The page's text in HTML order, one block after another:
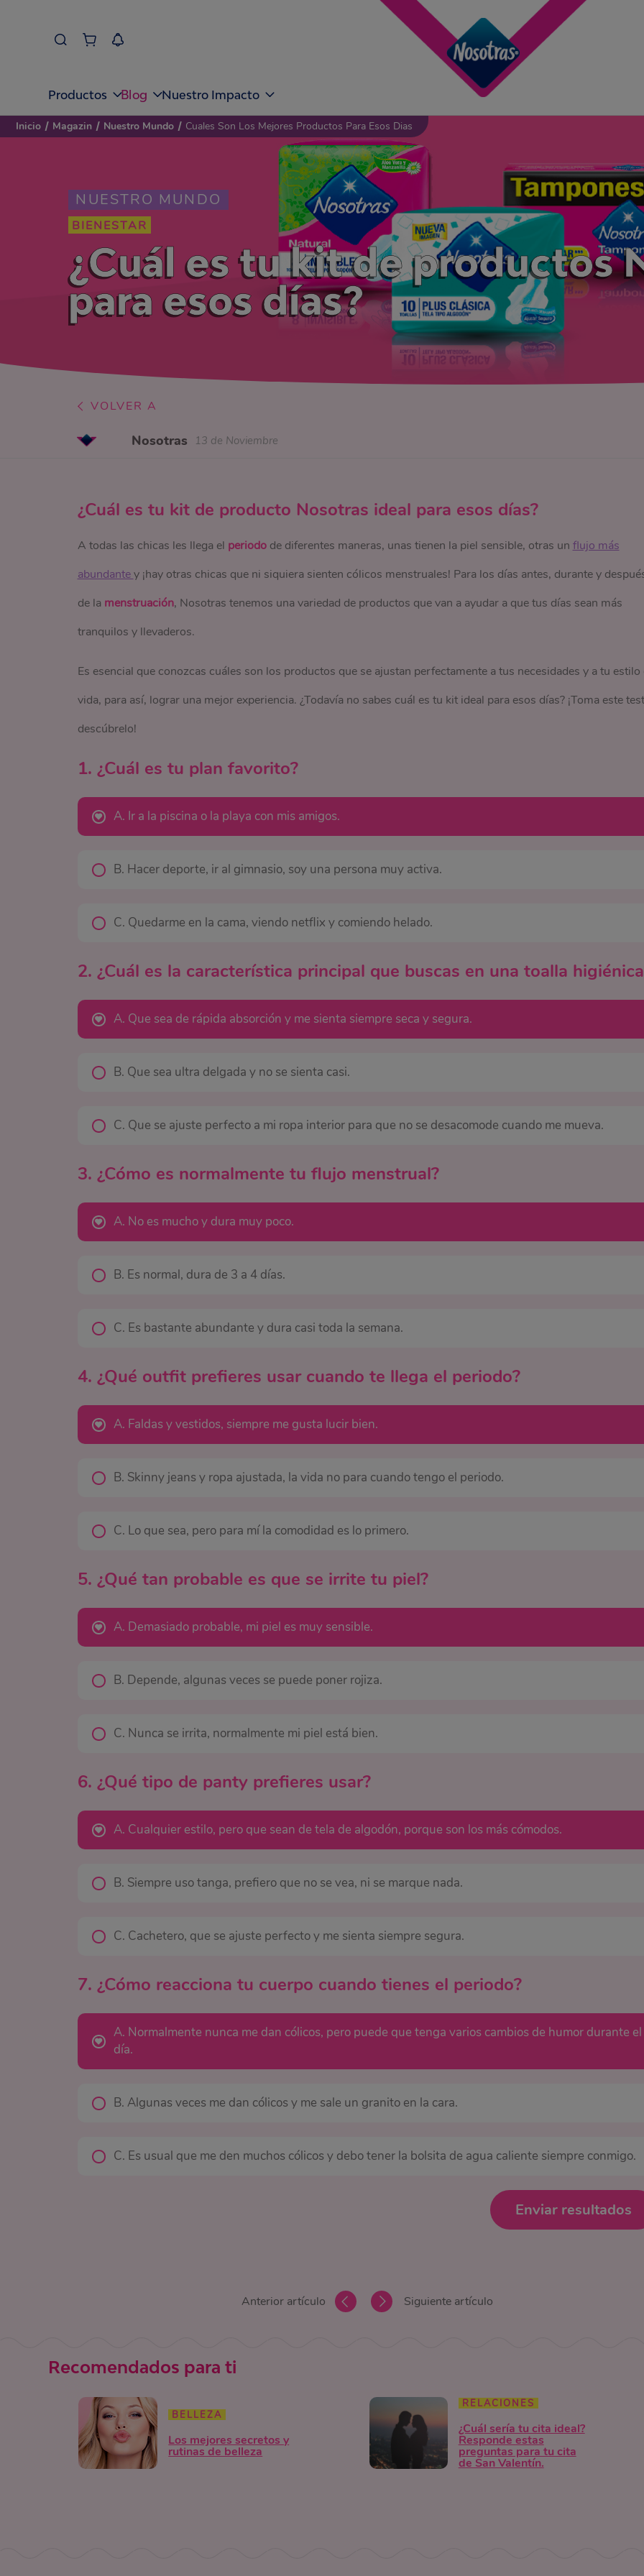
Productos Blog Nuestro Impacto
NUESTRO MUNDO
BIENESTAR
¿Cuál es tu kit de productos
para esos días?
Inicio / Magazin / Nuestro Mundo / Cuales Son Los Mejores Productos Para Esos Dias
VOLVER A
Nosotras 13 de Noviembre
¿Cuál es tu kit de producto Nosotras ideal para esos días?
A todas las chicas les llega el periodode diferentes maneras, unas tienen la piel sensible, otras un flujo más
abundantey ¡hay otras chicas que ni siquiera sienten cólicos menstruales! Para los días antes, durante y
de la menstruación, Nosotras tenemos una variedad de productos que van a ayudar a que tus días sean más
tranquilos y llevaderos.
Es esencial que conozcas cuáles son los productos que se ajustan perfectamente a tus necesidades y a tu estilo
vida, para así, lograr una mejor experiencia. ¿Todavía no sabes cuál es tu kit ideal para esos días? ¡Toma este
descúbrelo!
1. ¿Cuál es tu plan favorito?
A. Ir a la piscina o la playa con mis amigos.
B. Hacer deporte, ir al gimnasio, soy una persona muy activa.
C. Quedarme en la cama, viendo netflix y comiendo helado.
2. ¿Cuál es la característica principal que buscas en una toalla
A. Que sea de rápida absorción y me sienta siempre seca y segura.
B. Que sea ultra delgada y no se sienta casi.
C. Que se ajuste perfecto a mi ropa interior para que no se desacomode cuando me mueva.
3. ¿Cómo es normalmente tu flujo menstrual?
A. No es mucho y dura muy poco.
B. Es normal, dura de 3 a 4 días.
C. Es bastante abundante y dura casi toda la semana.
4. ¿Qué outfit prefieres usar cuando te llega el periodo?
A. Faldas y vestidos, siempre me gusta lucir bien.
B. Skinny jeans y ropa ajustada, la vida no para cuando tengo el periodo.
C. Lo que sea, pero para mí la comodidad es lo primero.
5. ¿Qué tan probable es que se irrite tu piel?
A. Demasiado probable, mi piel es muy sensible.
B. Depende, algunas veces se puede poner rojiza.
C. Nunca se irrita, normalmente mi piel está bien.
6. ¿Qué tipo de panty prefieres usar?
A. Cualquier estilo, pero que sean de tela de algodón, porque son los más cómodos.
B. Siempre uso tanga, prefiero que no se vea, ni se marque nada.
C. Cachetero, que se ajuste perfecto y me sienta siempre segura.
7. ¿Cómo reacciona tu cuerpo cuando tienes el periodo?
A. Normalmente nunca me dan cólicos, pero puede que tenga varios cambios de humor durante el
día.
B. Algunas veces me dan cólicos y me sale un granito en la cara.
C. Es usual que me den muchos cólicos y debo tener la bolsita de agua caliente siempre conmigo.
Enviar resultados
Anterior artículo Siguiente artículo
Recomendados para ti
BELLEZA
Los mejores secretos y
rutinas de belleza
RELACIONES
¿Cuál sería tu cita ideal?
Responde estas
preguntas para tu cita
de San Valentín.